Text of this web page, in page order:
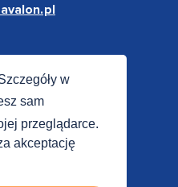
w
sam
przeglądarce.
akceptację